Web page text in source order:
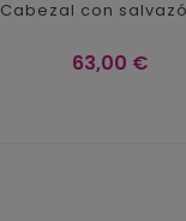
Cabezal con
Precio
63,00 €